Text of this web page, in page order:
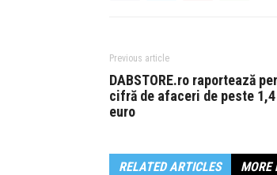
Previous article
DABSTORE.ro raportează
cifră de afaceri de peste
euro
RELATED ARTICLES MORE